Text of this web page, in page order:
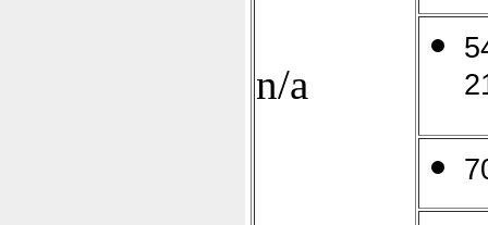
n/a